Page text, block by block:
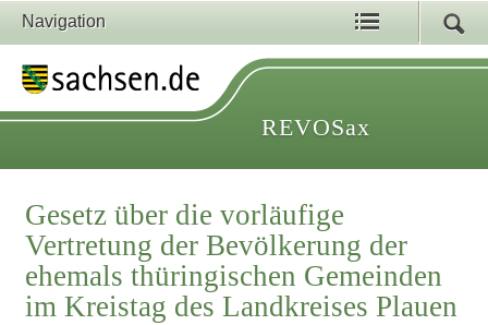
Navigation
REVOSax
Gesetz über die vorläufige
Vertretung der Bevölkerung der
ehemals thüringischen Gemeinden
im Kreistag des Landkreises Plauen